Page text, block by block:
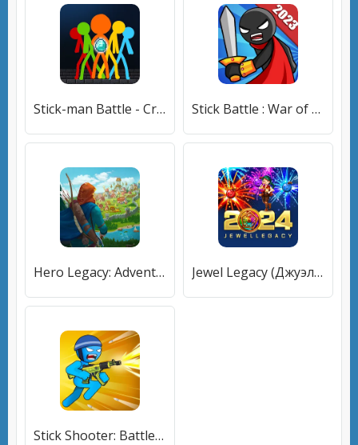
Stick-man Battle - Craft World [МОД Бесконечные монеты] APK Android Stick Battle : War of Stick (Стикман вар) [МОД Premium] APK Android
Hero Legacy: Adventure RPG (Хиро Легаси) [МОД Mega Pack] APK Android Jewel Legacy (Джуэл Легаси) [МОД Premium] APK Android
Stick Shooter: Battle Game (Стик Шутер) [МОД Unlocked] APK Android